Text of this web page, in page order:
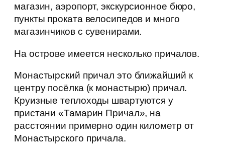
магазин, аэропорт, экскурсионное бюро,
пункты проката велосипедов и много
магазинчиков с сувенирами.
На острове имеется несколько причалов.
Монастырский причал это ближайший к
центру посёлка (к монастырю) причал.
Круизные теплоходы швартуются у
пристани «Тамарин Причал», на
расстоянии примерно один километр от
Монастырского причала.